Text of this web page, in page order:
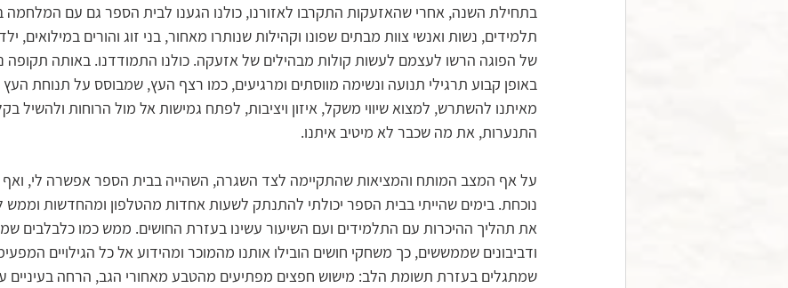
בתחילת השנה, אחרי שהאזעקות התקרבו לאזורנו, כולנו הגענו לבית הספר גם עם המלחמה
תלמידים, נשות ואנשי צוות מבתים שפונו וקהילות שנותרו מאחור, בני זוג והורים במילואים,
של הפוגה הרשו לעצמם לעשות קולות מבהילים של אזעקה. כולנו התמודדנו. באותה תקופה
באופן קבוע תרגילי תנועה ונשימה מווסתים ומרגיעים, כמו רצף העץ, שמבוסס על תנוחת העץ
מאיתנו להשתרש, למצוא שיווי משקל, איזון ויציבות, לפתח גמישות אל מול הרוחות ולהשיל
התנערות, את מה שכבר לא מיטיב איתנו.
על אף המצב המותח והמציאות שהתקיימה לצד השגרה, השהייה בבית הספר אפשרה לי,
נוכחת. בימים שהייתי בבית הספר יכולתי להתנתק לשעות אחדות מהטלפון ומהחדשות וממש
את תהליך ההיכרות עם התלמידים ועם השיעור עשינו בעזרת החושים. ממש כמו כלבלבים
ודביבונים שממששים, כך משחקי חושים הובילו אותנו מהמוכר ומהידוע אל כל הגילויים
שמתגלים בעזרת תשומת הלב: מישוש חפצים מפתיעים מהטבע מאחורי הגב, הרחה בעיניים